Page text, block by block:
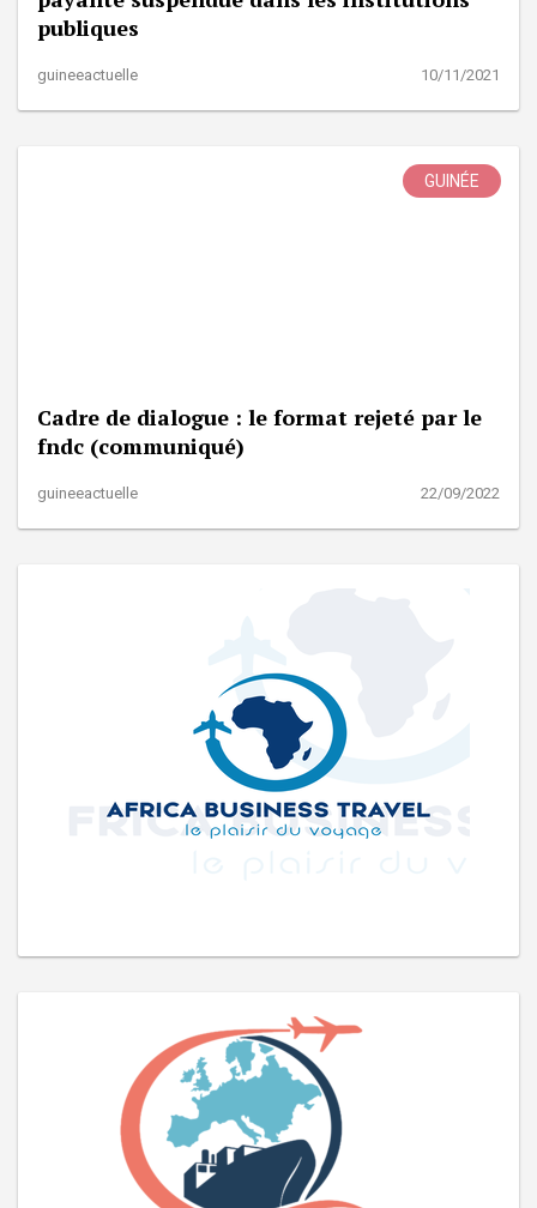
publiques
guineeactuelle 10/11/2021
GUINÉE
Cadre de dialogue : le format rejeté par le
fndc (communiqué)
guineeactuelle 22/09/2022